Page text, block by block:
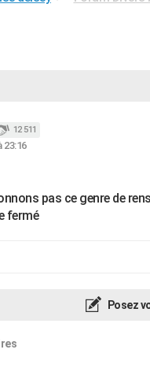
12 511
23:16
pas ce genre de
fermé
Posez